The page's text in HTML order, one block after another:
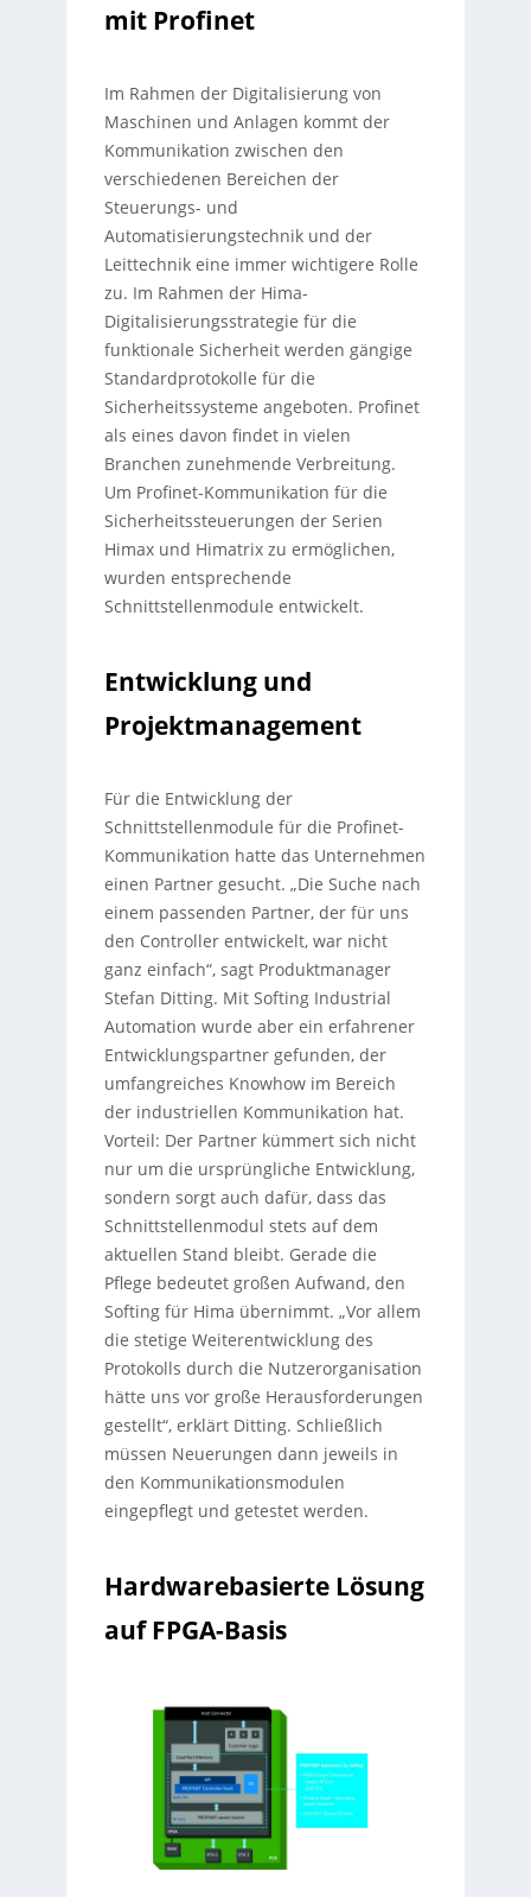
mit Profinet
Im Rahmen der Digitalisierung von
Maschinen und Anlagen kommt der
Kommunikation zwischen den
verschiedenen Bereichen der
Steuerungs- und
Automatisierungstechnik und der
Leittechnik eine immer wichtigere Rolle
zu. Im Rahmen der Hima-
Digitalisierungsstrategie für die
funktionale Sicherheit werden gängige
Standardprotokolle für die
Sicherheitssysteme angeboten. Profinet
als eines davon findet in vielen
Branchen zunehmende Verbreitung.
Um Profinet-Kommunikation für die
Sicherheitssteuerungen der Serien
Himax und Himatrix zu ermöglichen,
wurden entsprechende
Schnittstellenmodule entwickelt.
Entwicklung und
Projektmanagement
Für die Entwicklung der
Schnittstellenmodule für die Profinet-
Kommunikation hatte das Unternehmen
einen Partner gesucht. „Die Suche nach
einem passenden Partner, der für uns
den Controller entwickelt, war nicht
ganz einfach“, sagt Produktmanager
Stefan Ditting. Mit Softing Industrial
Automation wurde aber ein erfahrener
Entwicklungspartner gefunden, der
umfangreiches Knowhow im Bereich
der industriellen Kommunikation hat.
Vorteil: Der Partner kümmert sich nicht
nur um die ursprüngliche Entwicklung,
sondern sorgt auch dafür, dass das
Schnittstellenmodul stets auf dem
aktuellen Stand bleibt. Gerade die
Pflege bedeutet großen Aufwand, den
Softing für Hima übernimmt. „Vor allem
die stetige Weiterentwicklung des
Protokolls durch die Nutzerorganisation
hätte uns vor große Herausforderungen
gestellt“, erklärt Ditting. Schließlich
müssen Neuerungen dann jeweils in
den Kommunikationsmodulen
eingepflegt und getestet werden.
Hardwarebasierte Lösung
auf FPGA-Basis